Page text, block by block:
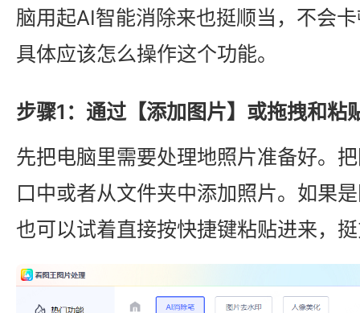
脑用起AI智能消除来也挺顺当，不会
具体应该怎么操作这个功能。
步骤1：通过【添加图片】或拖拽和粘
先把电脑里需要处理地照片准备好。
口中或者从文件夹中添加照片。如果
也可以试着直接按快捷键粘贴进来，